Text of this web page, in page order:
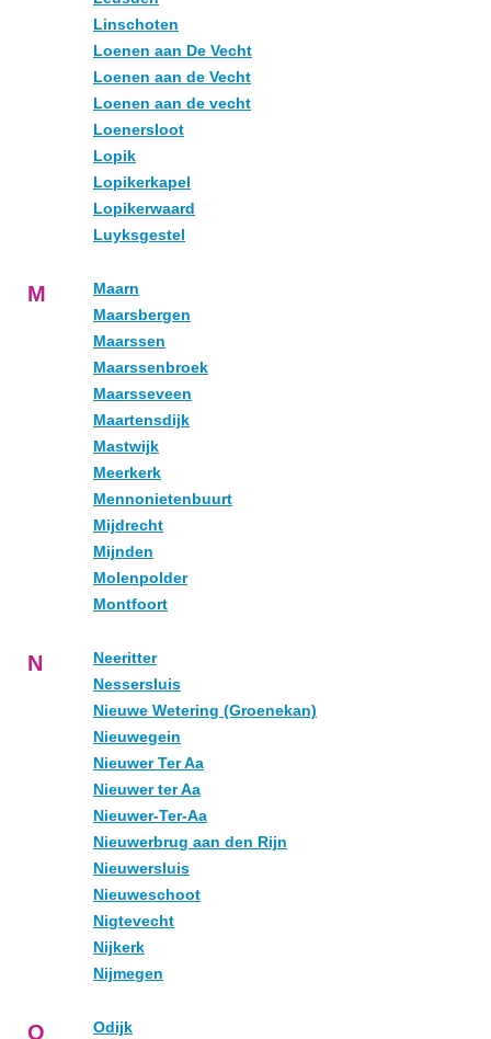
Linschoten
Loenen aan De Vecht
Loenen aan de Vecht
Loenen aan de vecht
Loenersloot
Lopik
Lopikerkapel
Lopikerwaard
Luyksgestel
M
Maarn
Maarsbergen
Maarssen
Maarssenbroek
Maarsseveen
Maartensdijk
Mastwijk
Meerkerk
Mennonietenbuurt
Mijdrecht
Mijnden
Molenpolder
Montfoort
N
Neeritter
Nessersluis
Nieuwe Wetering (Groenekan)
Nieuwegein
Nieuwer Ter Aa
Nieuwer ter Aa
Nieuwer-Ter-Aa
Nieuwerbrug aan den Rijn
Nieuwersluis
Nieuweschoot
Nigtevecht
Nijkerk
Nijmegen
O Odijk